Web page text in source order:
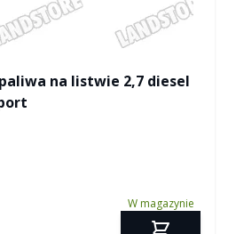
na listwie 2,7 diesel
W magazynie